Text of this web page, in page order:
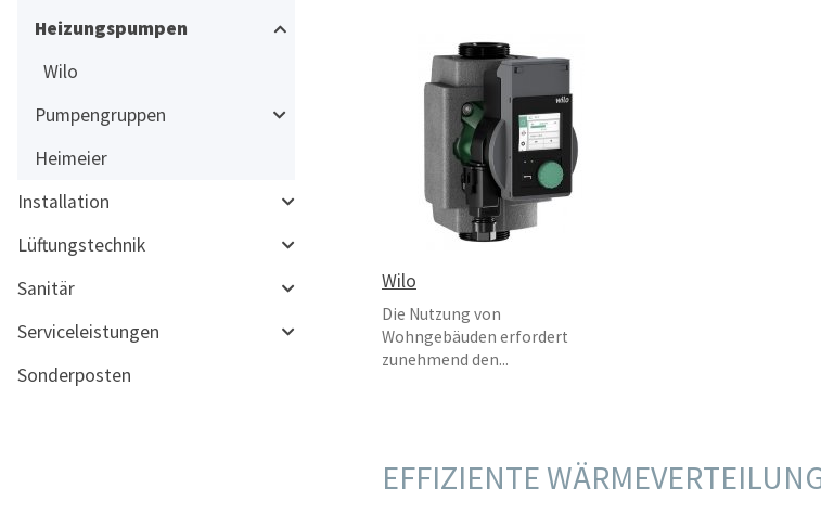
Wilo
Die Nutzung von
Wohngebäuden erfordert
zunehmend den...
EFFIZIENTE
Heizungspumpen
Wilo
Pumpengruppen
Heimeier
Installation
Lüftungstechnik
Sanitär
Serviceleistungen
Sonderposten